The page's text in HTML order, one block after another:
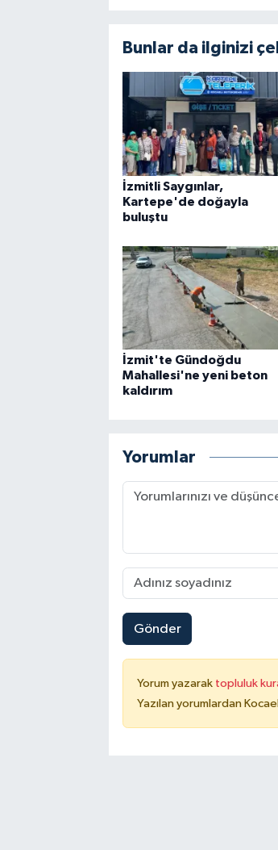
Bunlar da ilginizi
İzmitli Saygınlar,
Kartepe'de doğayla
buluştu
İzmit'te Gündoğdu
Mahallesi'ne yeni beton
kaldırım
Yorumlar
Gönder
Yorum yazarak topluluk
Yazılan yorumlardan